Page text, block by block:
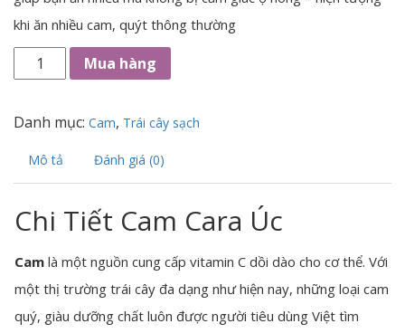
khi ăn nhiều cam, quýt thông thường
Mua hàng
Danh mục: Cam, Trái cây sạch
Mô tả Đánh giá (0)
Chi Tiết Cam Cara Úc
Cam là một nguồn cung cấp vitamin C dồi dào cho cơ thể. Với
một thị trường trái cây đa dạng như hiện nay, những loại cam
quý, giàu dưỡng chất luôn được người tiêu dùng Việt tìm